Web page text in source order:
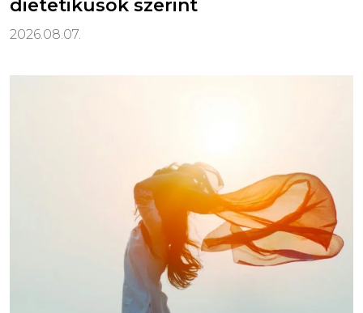
dietetikusok szerint
2026.08.07.